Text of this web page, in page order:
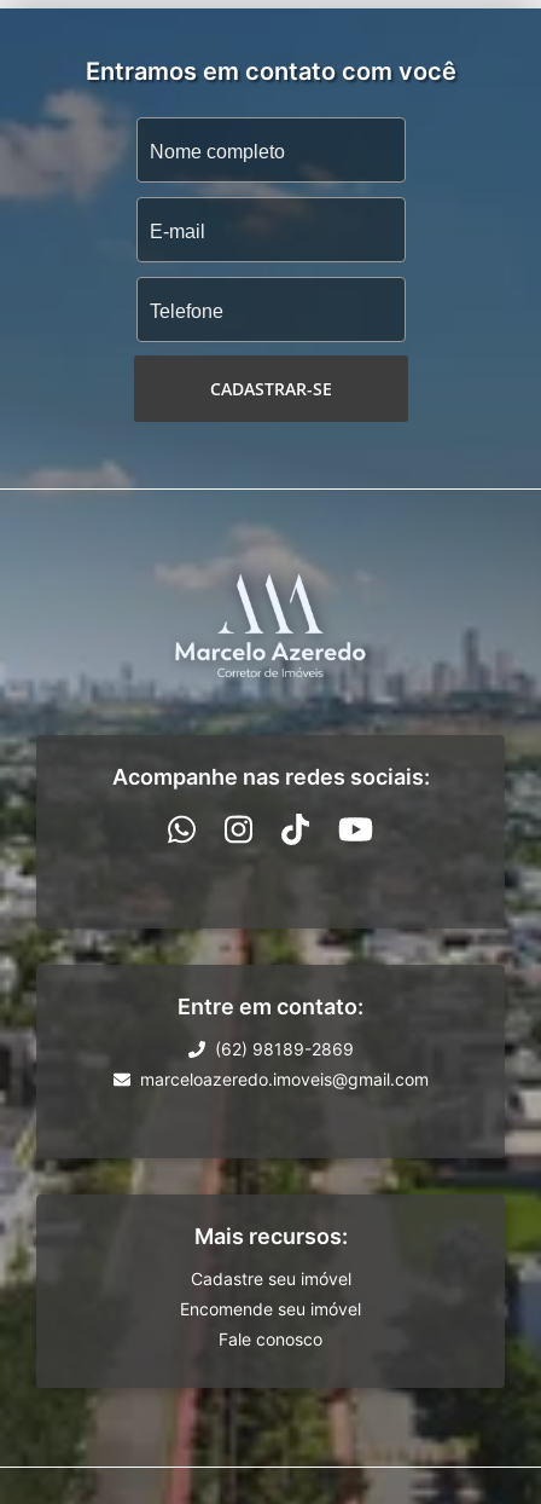
Entramos em contato com você
CADASTRAR-SE
Acompanhe nas redes sociais:
Entre em contato:
(62) 98189-2869
marceloazeredo.imoveis@gmail.com
Mais recursos:
Cadastre seu imóvel
Encomende seu imóvel
Fale conosco